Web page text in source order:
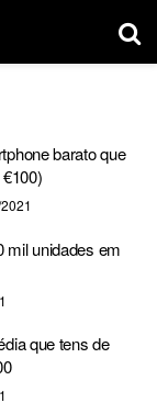
barato que
mil unidades em
que tens de